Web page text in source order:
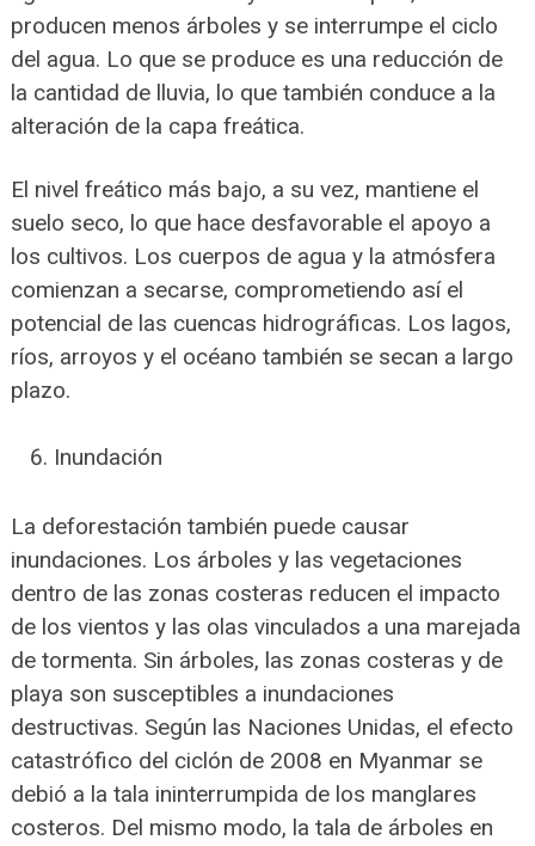
producen menos árboles y se interrumpe el ciclo
del agua. Lo que se produce es una reducción de
la cantidad de lluvia, lo que también conduce a la
alteración de la capa freática.
El nivel freático más bajo, a su vez, mantiene el
suelo seco, lo que hace desfavorable el apoyo a
los cultivos. Los cuerpos de agua y la atmósfera
comienzan a secarse, comprometiendo así el
potencial de las cuencas hidrográficas. Los lagos,
ríos, arroyos y el océano también se secan a largo
plazo.
Inundación
La deforestación también puede causar
inundaciones. Los árboles y las vegetaciones
dentro de las zonas costeras reducen el impacto
de los vientos y las olas vinculados a una marejada
de tormenta. Sin árboles, las zonas costeras y de
playa son susceptibles a inundaciones
destructivas. Según las Naciones Unidas, el efecto
catastrófico del ciclón de 2008 en Myanmar se
debió a la tala ininterrumpida de los manglares
costeros. Del mismo modo, la tala de árboles en